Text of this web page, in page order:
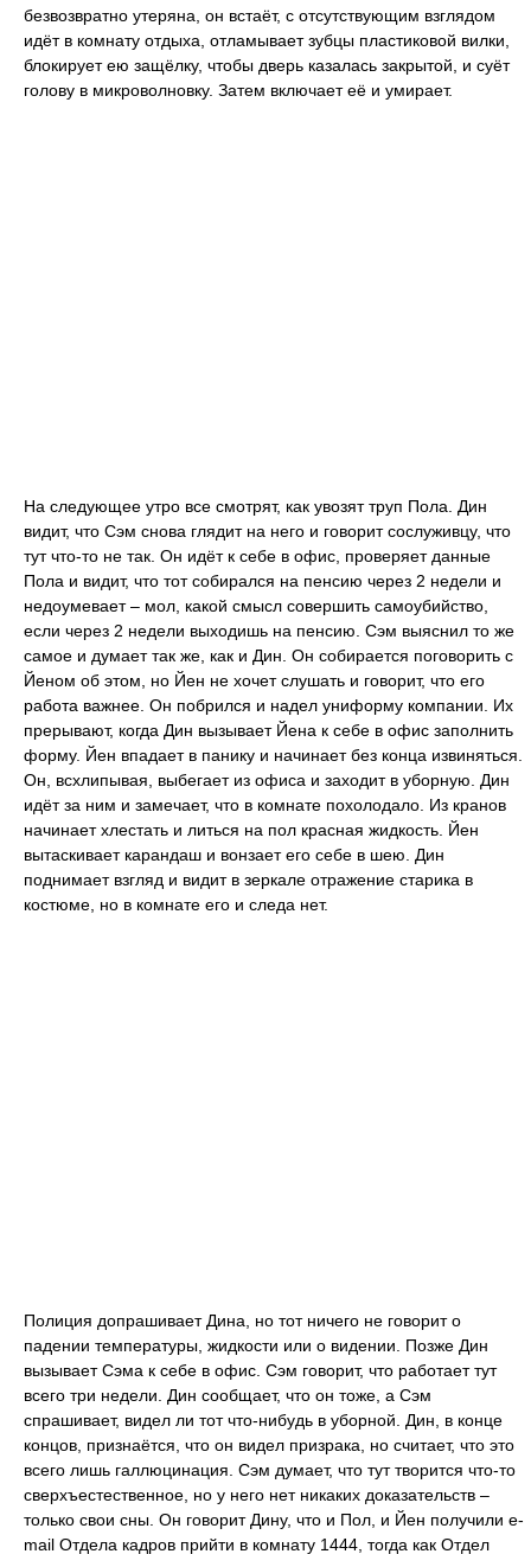
безвозвратно утеряна, он встаёт, с отсутствующим взглядом
идёт в комнату отдыха, отламывает зубцы пластиковой вилки,
блокирует ею защёлку, чтобы дверь казалась закрытой, и суёт
голову в микроволновку. Затем включает её и умирает.
На следующее утро все смотрят, как увозят труп Пола. Дин
видит, что Сэм снова глядит на него и говорит сослуживцу, что
тут что-то не так. Он идёт к себе в офис, проверяет данные
Пола и видит, что тот собирался на пенсию через 2 недели и
недоумевает – мол, какой смысл совершить самоубийство,
если через 2 недели выходишь на пенсию. Сэм выяснил то же
самое и думает так же, как и Дин. Он собирается поговорить с
Йеном об этом, но Йен не хочет слушать и говорит, что его
работа важнее. Он побрился и надел униформу компании. Их
прерывают, когда Дин вызывает Йена к себе в офис заполнить
форму. Йен впадает в панику и начинает без конца извиняться.
Он, всхлипывая, выбегает из офиса и заходит в уборную. Дин
идёт за ним и замечает, что в комнате похолодало. Из кранов
начинает хлестать и литься на пол красная жидкость. Йен
вытаскивает карандаш и вонзает его себе в шею. Дин
поднимает взгляд и видит в зеркале отражение старика в
костюме, но в комнате его и следа нет.
Полиция допрашивает Дина, но тот ничего не говорит о
падении температуры, жидкости или о видении. Позже Дин
вызывает Сэма к себе в офис. Сэм говорит, что работает тут
всего три недели. Дин сообщает, что он тоже, а Сэм
спрашивает, видел ли тот что-нибудь в уборной. Дин, в конце
концов, признаётся, что он видел призрака, но считает, что это
всего лишь галлюцинация. Сэм думает, что тут творится что-то
сверхъестественное, но у него нет никаких доказательств –
только свои сны. Он говорит Дину, что и Пол, и Йен получили e-
mail Отдела кадров прийти в комнату 1444, тогда как Отдел